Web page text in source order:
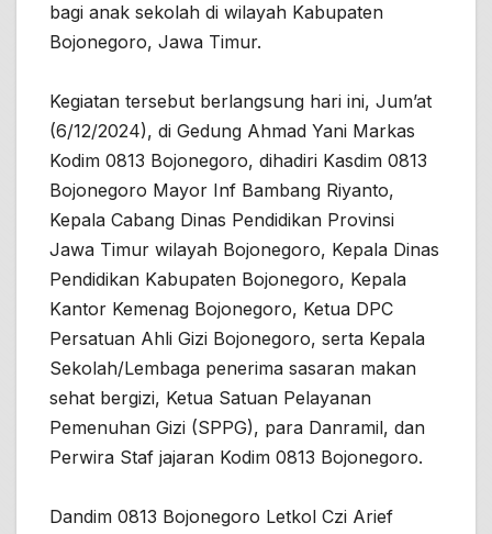
bagi anak sekolah di wilayah Kabupaten
Bojonegoro, Jawa Timur.
Kegiatan tersebut berlangsung hari ini, Jum’at
(6/12/2024), di Gedung Ahmad Yani Markas
Kodim 0813 Bojonegoro, dihadiri Kasdim 0813
Bojonegoro Mayor Inf Bambang Riyanto,
Kepala Cabang Dinas Pendidikan Provinsi
Jawa Timur wilayah Bojonegoro, Kepala Dinas
Pendidikan Kabupaten Bojonegoro, Kepala
Kantor Kemenag Bojonegoro, Ketua DPC
Persatuan Ahli Gizi Bojonegoro, serta Kepala
Sekolah/Lembaga penerima sasaran makan
sehat bergizi, Ketua Satuan Pelayanan
Pemenuhan Gizi (SPPG), para Danramil, dan
Perwira Staf jajaran Kodim 0813 Bojonegoro.
Dandim 0813 Bojonegoro Letkol Czi Arief